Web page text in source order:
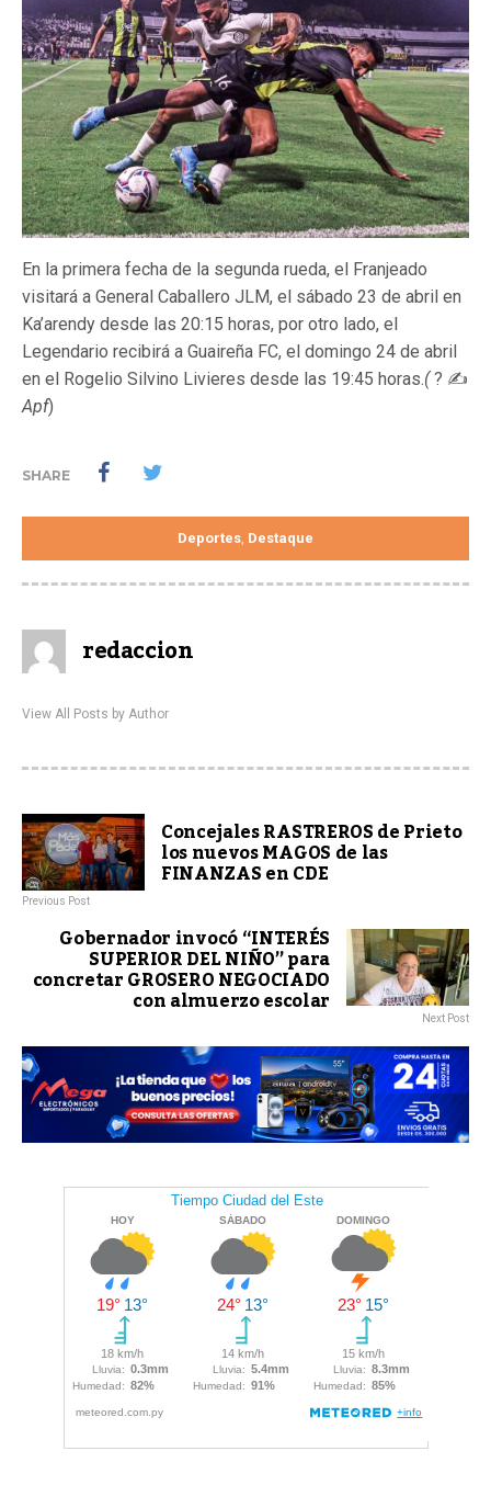
En la primera fecha de la segunda rueda, el Franjeado
visitará a General Caballero JLM, el sábado 23 de abril en
Ka’arendy desde las 20:15 horas, por otro lado, el
Legendario recibirá a Guaireña FC, el domingo 24 de abril
en el Rogelio Silvino Livieres desde las 19:45 horas.(? ✍
Apf)
SHARE
Deportes Destaque
redaccion
View All Posts by Author
Concejales RASTREROS de Prieto
los nuevos MAGOS de las
FINANZAS en CDE
Previous Post
Gobernador invocó “INTERÉS
SUPERIOR DEL NIÑO” para
concretar GROSERO NEGOCIADO
con almuerzo escolar Next Post